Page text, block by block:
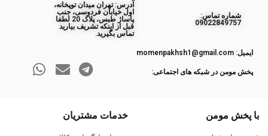
ﺷﻤﺎره ﺗﻤﺎس:
09022849757
آدرس: تهران میدان توپخانه،
اول خیابان فردوسی، جنب
پاساژ طبس، پلاک 20 لطفا
قبل از اینکه تشریف بیارید
تماس بگیرید.
ایمیل: momenpakhsh1@gmail.com
پخش مومن در شبکه های اجتماعی:
با پخش مومن خدمات مشتریان